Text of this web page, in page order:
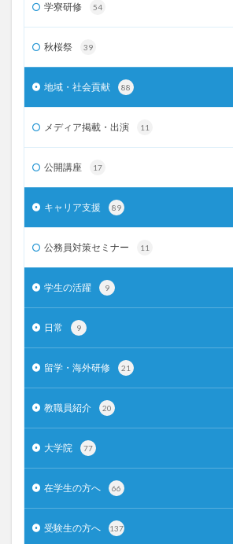
学寮研修 54
秋桜祭 39
地域・社会貢献 88
メディア掲載・出演 11
公開講座 17
キャリア支援 89
公務員対策セミナー 11
学生の活躍 9
日常 9
留学・海外研修 21
教職員紹介 20
大学院 77
在学生の方へ 66
受験生の方へ 137